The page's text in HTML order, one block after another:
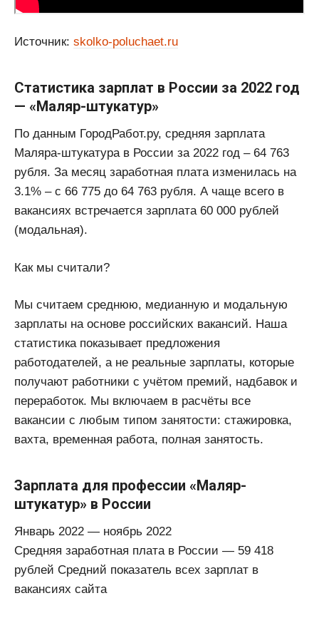
Источник: skolko-poluchaet.ru
Статистика зарплат в России за 2022 год
— «Маляр-штукатур»
По данным ГородРабот.ру, средняя зарплата
Маляра-штукатура в России за 2022 год ‒ 64 763
рубля. За месяц заработная плата изменилась на
3.1% ‒ с 66 775 до 64 763 рубля. А чаще всего в
вакансиях встречается зарплата 60 000 рублей
(модальная).
Как мы считали?
Мы считаем среднюю, медианную и модальную
зарплаты на основе российских вакансий. Наша
статистика показывает предложения
работодателей, а не реальные зарплаты, которые
получают работники с учётом премий, надбавок и
переработок. Мы включаем в расчёты все
вакансии с любым типом занятости: стажировка,
вахта, временная работа, полная занятость.
Зарплата для профессии «Маляр-
штукатур» в России
Январь 2022 — ноябрь 2022
Средняя заработная плата в России — 59 418
рублей Средний показатель всех зарплат в
вакансиях сайта